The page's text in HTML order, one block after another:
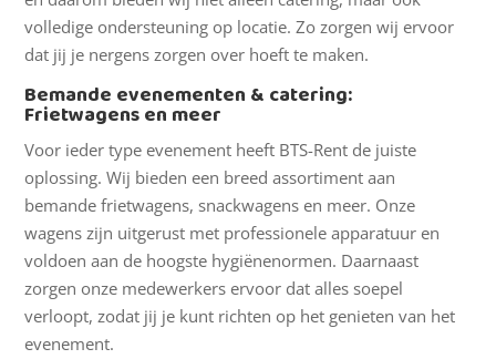
volledige ondersteuning op locatie. Zo zorgen wij ervoor
dat jij je nergens zorgen over hoeft te maken.
Bemande evenementen & catering:
Frietwagens en meer
Voor ieder type evenement heeft BTS-Rent de juiste
oplossing. Wij bieden een breed assortiment aan
bemande frietwagens, snackwagens en meer. Onze
wagens zijn uitgerust met professionele apparatuur en
voldoen aan de hoogste hygiënenormen. Daarnaast
zorgen onze medewerkers ervoor dat alles soepel
verloopt, zodat jij je kunt richten op het genieten van het
evenement.